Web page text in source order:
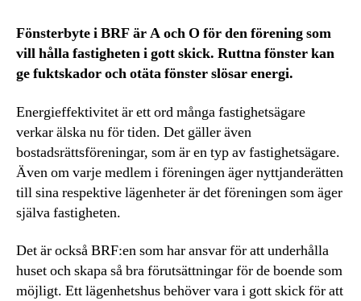
Fönsterbyte i BRF är A och O för den förening som
vill hålla fastigheten i gott skick. Ruttna fönster kan
ge fuktskador och otäta fönster slösar energi.
Energieffektivitet är ett ord många fastighetsägare
verkar älska nu för tiden. Det gäller även
bostadsrättsföreningar, som är en typ av fastighetsägare.
Även om varje medlem i föreningen äger nyttjanderätten
till sina respektive lägenheter är det föreningen som äger
själva fastigheten.
Det är också BRF:en som har ansvar för att underhålla
huset och skapa så bra förutsättningar för de boende som
möjligt. Ett lägenhetshus behöver vara i gott skick för att